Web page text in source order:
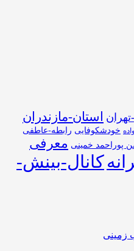
تهران استان-مازندران
خودشکوفایی رابطه-عاطفی
پوراحمد خمینی معرفی
کانال-بینش-